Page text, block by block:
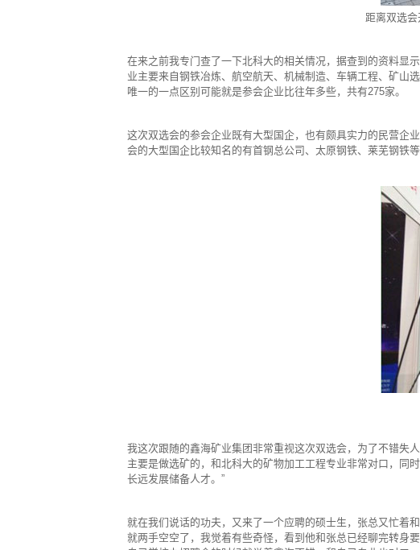
距离双选
在来之前我专门查了一下北科大的相关情况，据查到的资料显
业主要来自钢铁冶炼、航空航天、机械制造、车辆工程、矿山
唯一的一点区别可能就是参会企业比往年多些，共有275家。
这次双选会的参会企业既有大型国企，也有颇具实力的民营企
会的大型国企比较知名的有首钢总公司、太原钢铁、莱芜钢铁等
我这次跟随的鑫海矿业集团非常重视这次双选会，为了不错失
主要是做选矿的，和北科大的矿物加工工程专业非常对口，同
长远发展储备人才。”
就在我们说话的功夫，又来了一个应聘的硕士生，张总又忙着
就两手空空了，我觉着有些奇怪，看到他和张总已经聊完转身